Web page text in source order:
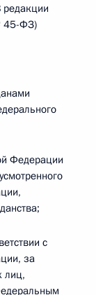
45-ФЗ)
Федерации
с
за
лиц,